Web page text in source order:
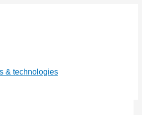
& technologies